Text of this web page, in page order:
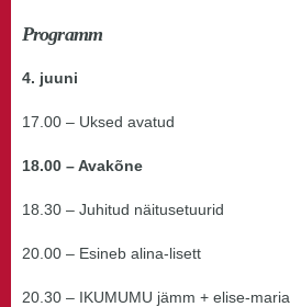
Programm
4. juuni
17.00 – Uksed avatud
18.00 – Avakõne
18.30 – Juhitud näitusetuurid
20.00 – Esineb alina-lisett
20.30 – IKUMUMU jämm + elise-maria